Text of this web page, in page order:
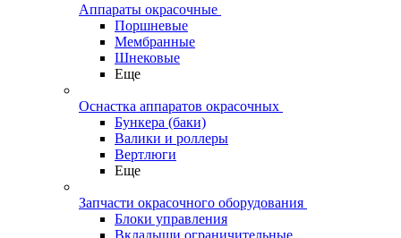
Аппараты окрасочные
Поршневые
Мембранные
Шнековые
Еще
Оснастка аппаратов окрасочных
Бункера (баки)
Валики и роллеры
Вертлюги
Еще
Запчасти окрасочного оборудования
Блоки управления
Вкладыши ограничительные